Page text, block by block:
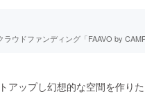
ラウドファンディング「FAAVO by
アップし幻想的な空間を作りた